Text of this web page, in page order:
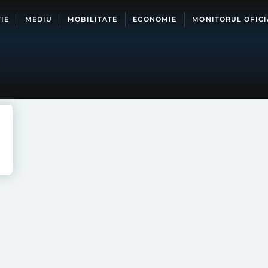
MEDIU MOBILITATE ECONOMIE MONITORUL